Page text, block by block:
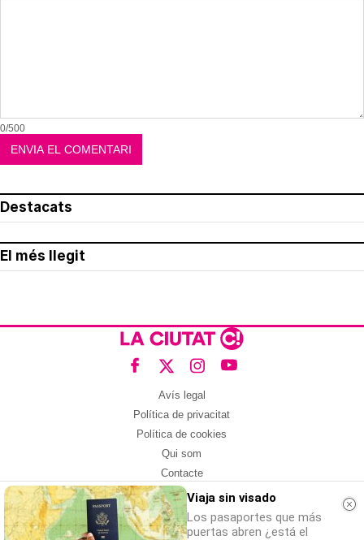
0/500
Destacats
El més llegit
Avís legal
Política de privacitat
Política de cookies
Qui som
Contacte
Xarxes socials
Amb col·laboració de:
Viaja sin visado
Los pasaportes que más
puertas abren ¿está el